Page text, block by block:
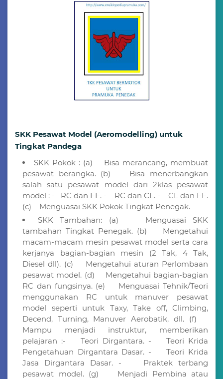
SKK Pesawat Model (Aeromodelling) untuk
Tingkat Pandega
SKK Pokok : (a) Bisa merancang, membuat
pesawat berangka. (b) Bisa menerbangkan
salah satu pesawat model dari 2klas pesawat
model : - RC dan FF. - RC dan CL. - CL dan FF.
(c) Menguasai SKK Pokok Tingkat Penegak.
SKK Tambahan: (a) Menguasai SKK
tambahan Tingkat Penegak. (b) Mengetahui
macam-macam mesin pesawat model serta cara
kerjanya bagian-bagian mesin (2 Tak, 4 Tak,
Diesel dll). (c) Mengetahui aturan Perlombaan
pesawat model. (d) Mengetahui bagian-bagian
RC dan fungsinya. (e) Menguasai Tehnik/Teori
menggunakan RC untuk manuver pesawat
model seperti untuk Taxy, Take off, Climbing,
Decend, Turning, Manuver Aerobatik, dll. (f)
Mampu menjadi instruktur, memberikan
pelajaran :- Teori Dirgantara. - Teori Krida
Pengetahuan Dirgantara Dasar. - Teori Krida
Jasa Dirgantara Dasar. - Praktek terbang
pesawat model. (g) Menjadi Pembina atau